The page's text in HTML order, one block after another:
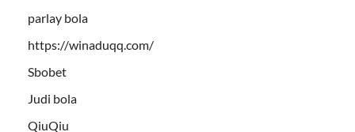
parlay bola
https://winaduqq.com/
Sbobet
Judi bola
QiuQiu